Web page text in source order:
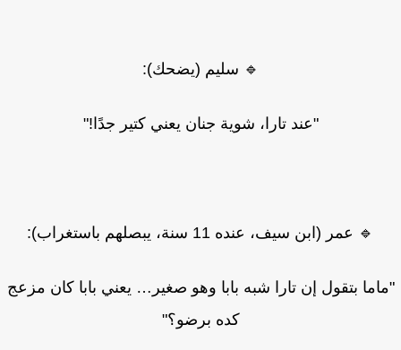
🔹 سليم (يضحك):
"عند تارا، شوية جنان يعني كتير جدًا!"
🔹 عمر (ابن سيف، عنده 11 سنة، يبصلهم باستغراب):
بتقول إن تارا شبه بابا وهو صغير… يعني بابا كان مزعج
كده برضو؟"